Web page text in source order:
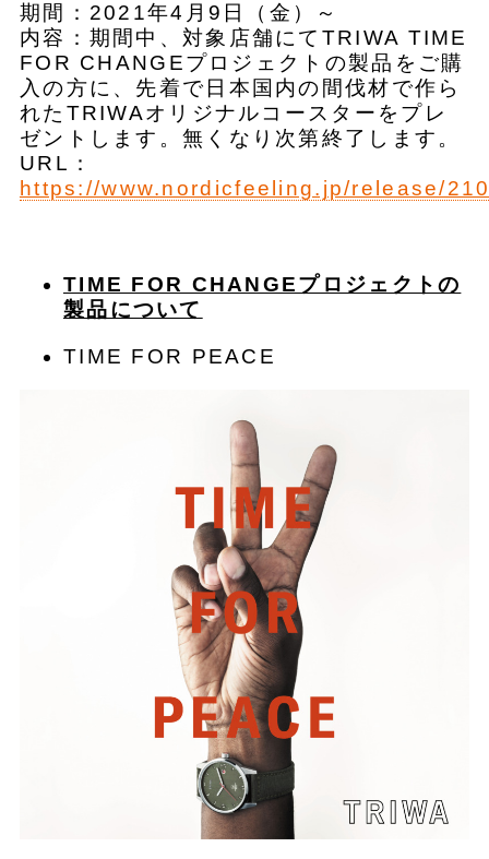
期間：2021年4月9日（金）～
内容：期間中、対象店舗にてTRIWA TIME
FOR CHANGEプロジェクトの製品をご購
入の方に、先着で日本国内の間伐材で作ら
れたTRIWAオリジナルコースターをプレ
ゼントします。無くなり次第終了します。
URL：
https://www.nordicfeeling.jp/release/
TIME FOR CHANGEプロジェクトの
製品について
TIME FOR PEACE